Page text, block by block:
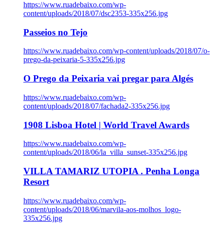
https://www.ruadebaixo.com/wp-
content/uploads/2018/07/dsc2353-335x256.jpg
Passeios no Tejo
https://www.ruadebaixo.com/wp-content/uploads/2018/07/o-
prego-da-peixaria-5-335x256.jpg
O Prego da Peixaria vai pregar para Algés
https://www.ruadebaixo.com/wp-
content/uploads/2018/07/fachada2-335x256.jpg
1908 Lisboa Hotel | World Travel Awards
https://www.ruadebaixo.com/wp-
content/uploads/2018/06/la_villa_sunset-335x256.jpg
VILLA TAMARIZ UTOPIA . Penha Longa
Resort
https://www.ruadebaixo.com/wp-
content/uploads/2018/06/marvila-aos-molhos_logo-
335x256.jpg